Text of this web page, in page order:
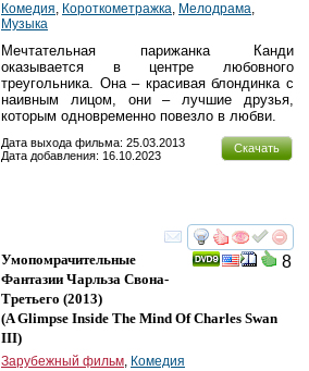
Комедия, Короткометражка, Мелодрама,
Музыка
Мечтательная парижанка Канди
оказывается в центре любовного
треугольника. Она – красивая блондинка с
наивным лицом, они – лучшие друзья,
которым одновременно повезло в любви.
Скачать
Дата выхода фильма: 25.03.2013
Дата добавления: 16.10.2023
смотреть
8
Умопомрачительные
Фантазии Чарльза Свона-
Третьего (2013)
(A Glimpse Inside The Mind Of Charles Swan
III)
Зарубежный фильм, Комедия